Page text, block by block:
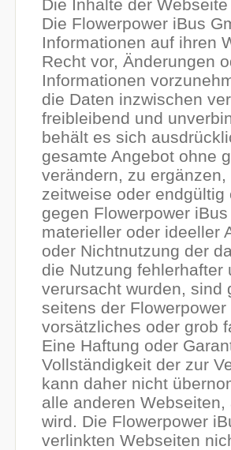
Die Inhalte der
Die Flowerpower iBus
Informationen auf ihren
Recht vor, Änderungen
Informationen
die Daten inzwischen
freibleibend und
behält es sich
gesamte Angebot ohne
verändern, zu
zeitweise oder
gegen Flowerpower
materieller oder ideeller
oder Nichtnutzung der
die Nutzung
verursacht wurden, sind
seitens der
vorsätzliches oder grob
Eine Haftung oder
Vollständigkeit der zur
kann daher nicht
alle anderen
wird. Die Flowerpower
verlinkten Webseiten